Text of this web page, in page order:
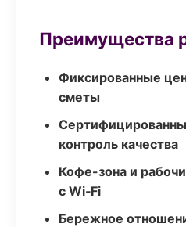
Преимущества
Фиксированные
сметы
контроль качества
Кофе-зона и
с Wi‑Fi
Бережное